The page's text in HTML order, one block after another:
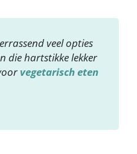
veel opties
die hartstikke lekker
vegetarisch eten